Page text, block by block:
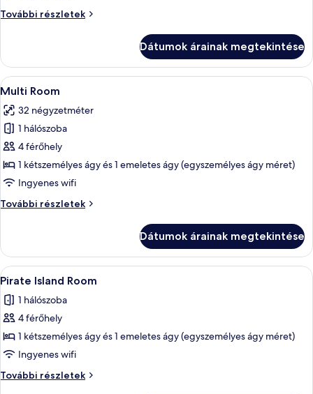
Room
További részletek
LEGO®
részletei
Dátumok árainak megtekintése
A
következő
szoba
összes
képének
megtekintése:
Multi
Egy hálószoba, amelyben egy nagy
5
Multi Room
32 négyzetméter
1 hálószoba
4 férőhely
1 kétszemélyes ágy és 1 emeletes ágy (egyszemélyes ágy méret)
Ingyenes wifi
További részletek
Multi
Dátumok árainak megtekintése
A
következő
szoba
összes
képének
megtekintése:
Pirate
Island
Egy hálószoba emeletes ággyal,
3
Pirate Island Room
1 hálószoba
4 férőhely
1 kétszemélyes ágy és 1 emeletes ágy (egyszemélyes ágy méret)
Ingyenes wifi
További részletek
Pirate